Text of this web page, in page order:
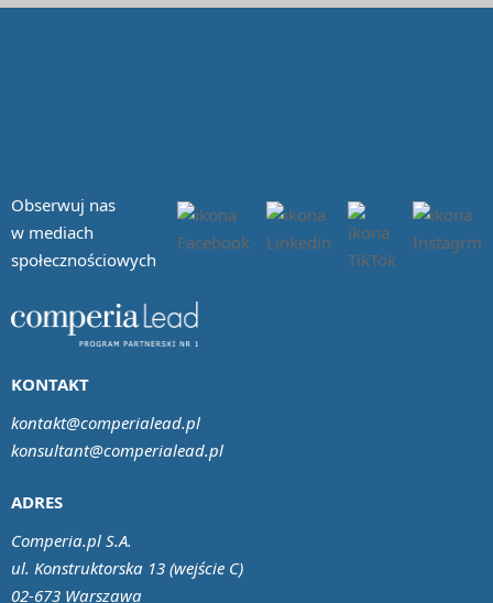
Obserwuj nas
w mediach
społecznościowych
ADRES
Comperia.pl S.A.
ul. Konstruktorska 13 (wejście C)
02-673 Warszawa
KONTAKT
kontakt@comperialead.pl
konsultant@comperialead.pl